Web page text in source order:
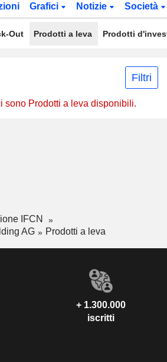
Grafici Notizie Società
Out Prodotti a leva Prodotti
Filtri
sono Prodotti a leva disponibili.
IFCN
AG
Prodotti a leva
+ 1.300.000
iscritti